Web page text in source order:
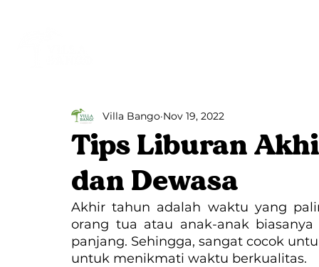
Tips Liburan
dan Dewasa
Villa Bango Nov 19, 2022
Akhir tahun adalah waktu yang
orang tua atau anak-anak
panjang. Sehingga, sangat cocok
untuk menikmati waktu berkualitas.